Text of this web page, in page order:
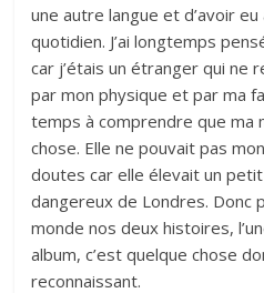
une autre langue et d’avoir
quotidien. J’ai longtemps
car j’étais un étranger qui ne
par mon physique et par ma
temps à comprendre que ma
chose. Elle ne pouvait pas
doutes car elle élevait un
dangereux de Londres. Donc
monde nos deux histoires,
album, c’est quelque chose
reconnaissant.